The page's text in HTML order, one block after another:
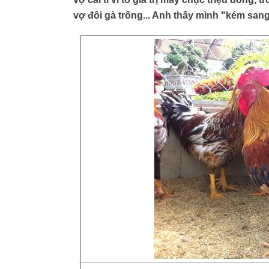
vợ đôi gà trống... Anh thấy mình "kém